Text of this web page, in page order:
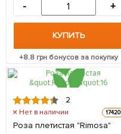
- +
КУПИТЬ
+8.8 грн бонусов за покупку
2
Нет в наличии 17420
Роза плетистая "Rimosa"